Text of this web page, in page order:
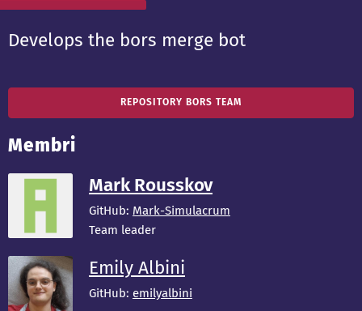
Develops the bors merge bot
REPOSITORY BORS TEAM
Membri
Mark Rousskov
GitHub: Mark-Simulacrum
Team leader
Emily Albini
GitHub: emilyalbini